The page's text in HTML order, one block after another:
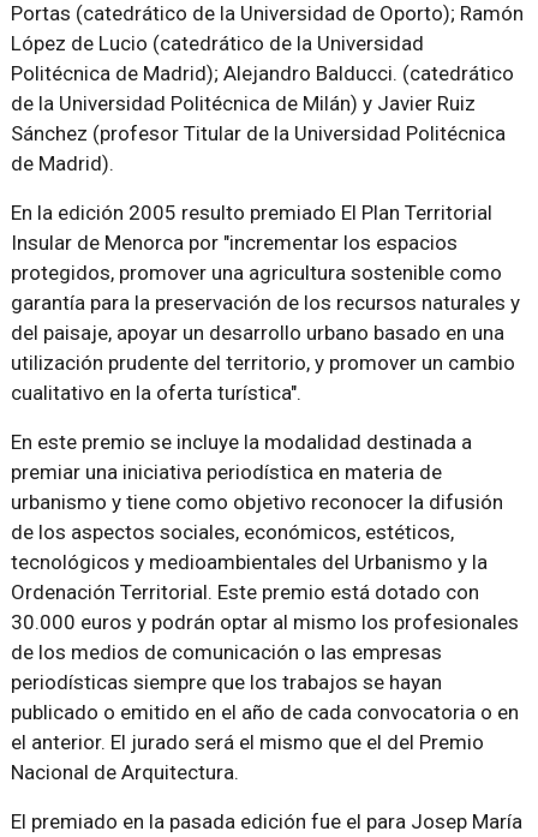
Portas (catedrático de la Universidad de Oporto); Ramón
López de Lucio (catedrático de la Universidad
Politécnica de Madrid); Alejandro Balducci. (catedrático
de la Universidad Politécnica de Milán) y Javier Ruiz
Sánchez (profesor Titular de la Universidad Politécnica
de Madrid).
En la edición 2005 resulto premiado El Plan Territorial
Insular de Menorca por "incrementar los espacios
protegidos, promover una agricultura sostenible como
garantía para la preservación de los recursos naturales y
del paisaje, apoyar un desarrollo urbano basado en una
utilización prudente del territorio, y promover un cambio
cualitativo en la oferta turística".
En este premio se incluye la modalidad destinada a
premiar una iniciativa periodística en materia de
urbanismo y tiene como objetivo reconocer la difusión
de los aspectos sociales, económicos, estéticos,
tecnológicos y medioambientales del Urbanismo y la
Ordenación Territorial. Este premio está dotado con
30.000 euros y podrán optar al mismo los profesionales
de los medios de comunicación o las empresas
periodísticas siempre que los trabajos se hayan
publicado o emitido en el año de cada convocatoria o en
el anterior. El jurado será el mismo que el del Premio
Nacional de Arquitectura.
El premiado en la pasada edición fue el para Josep María